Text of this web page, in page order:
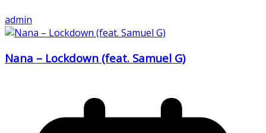
admin
Nana – Lockdown (feat. Samuel G)